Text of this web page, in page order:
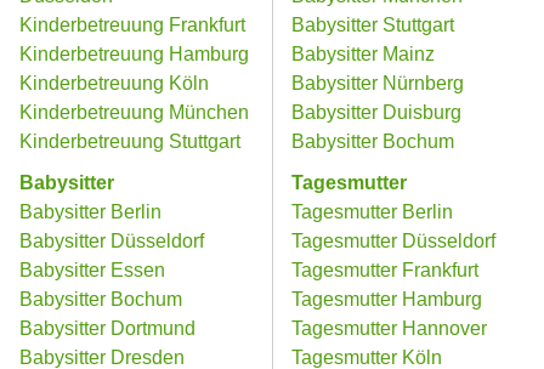
Kinderbetreuung Frankfurt
Kinderbetreuung Hamburg
Kinderbetreuung Köln
Kinderbetreuung München
Kinderbetreuung Stuttgart
Babysitter
Babysitter Berlin
Babysitter Düsseldorf
Babysitter Essen
Babysitter Bochum
Babysitter Dortmund
Babysitter Dresden
Babysitter Stuttgart
Babysitter Mainz
Babysitter Nürnberg
Babysitter Duisburg
Babysitter Bochum
Tagesmutter
Tagesmutter Berlin
Tagesmutter Düsseldorf
Tagesmutter Frankfurt
Tagesmutter Hamburg
Tagesmutter Hannover
Tagesmutter Köln